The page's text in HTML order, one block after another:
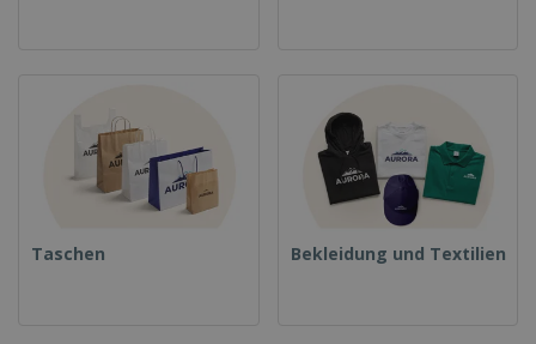
Taschen Bekleidung und Textilien